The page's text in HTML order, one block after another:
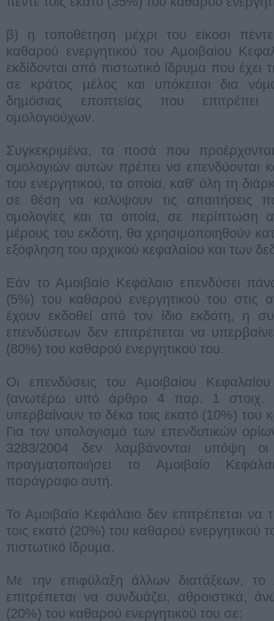
β) η τοποθέτηση µέχρι του είκοσι
καθαρού ενεργητικού του Αµοιβαίου
εκδίδονται από πιστωτικό ίδρυµα που έχει
σε κράτος µέλος και υπόκειται δια
δηµόσιας εποπτείας που
οµολογιούχων.
Συγκεκριµένα, τα ποσά που
οµολογιών αυτών πρέπει να επενδύονται
του ενεργητικού, τα οποία, καθ' όλη τη
σε θέση να καλύψουν τις απαιτήσεις
οµολογίες και τα οποία, σε περίπτωση
µέρους του εκδότη, θα χρησιµοποιηθούν
εξόφληση του αρχικού κεφαλαίου και των
Εάν το Αµοιβαίο Κεφάλαιο επενδύσει
(5%) του καθαρού ενεργητικού του στις
έχουν εκδοθεί από τον ίδιο εκδότη, η
επενδύσεων δεν επιτρέπεται να
(80%) του καθαρού ενεργητικού του.
Οι επενδύσεις του Αµοιβαίου
(ανωτέρω υπό άρθρο 4 παρ. 1 στοιχ.
υπερβαίνουν το δέκα τοις εκατό (10%) του
Για τον υπολογισµό των επενδυτικών
3283/2004 δεν λαµβάνονται υπόψη
πραγµατοποιήσει το Αµοιβαίο
παράγραφο αυτή.
Το Αµοιβαίο Κεφάλαιο δεν επιτρέπεται να
τοις εκατό (20%) του καθαρού ενεργητικού
πιστωτικό ίδρυµα.
Με την επιφύλαξη άλλων διατάξεων, το
επιτρέπεται να συνδυάζει, αθροιστικά,
(20%) του καθαρού ενεργητικού του σε: